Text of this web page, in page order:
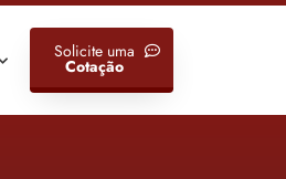
Solicite uma
Cotação